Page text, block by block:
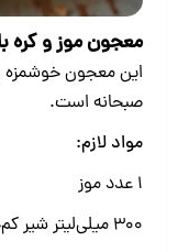
معجون موز و کره
این معجون خوشمزه و
صبحانه است.
مواد لازم:
۱ عدد موز
۳۰۰ میلی‌لیتر شیر کم‌چرب